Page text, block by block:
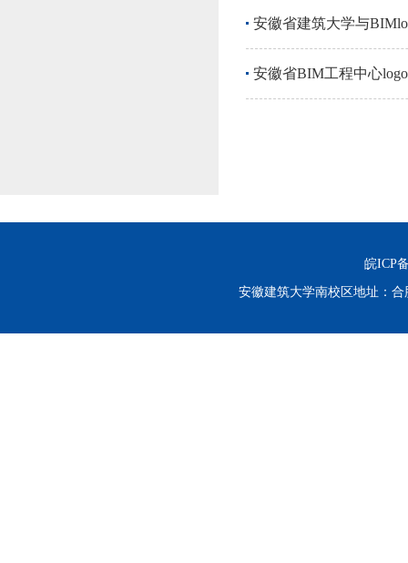
安徽省建筑大学与
安徽省BIM工程中心logo
皖ICP
安徽建筑大学南校区地址：